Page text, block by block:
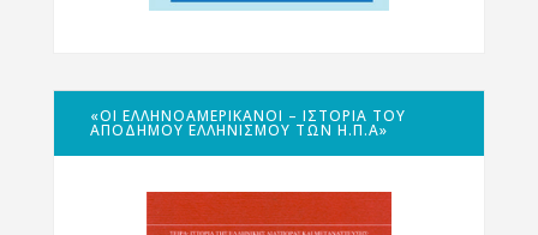
«ΟΙ ΕΛΛΗΝΟΑΜΕΡΙΚΑΝΟΊ – ΙΣΤΟΡΊΑ ΤΟΥ
ΑΠΌΔΗΜΟΥ ΕΛΛΗΝΙΣΜΟΎ ΤΩΝ Η.Π.Α»